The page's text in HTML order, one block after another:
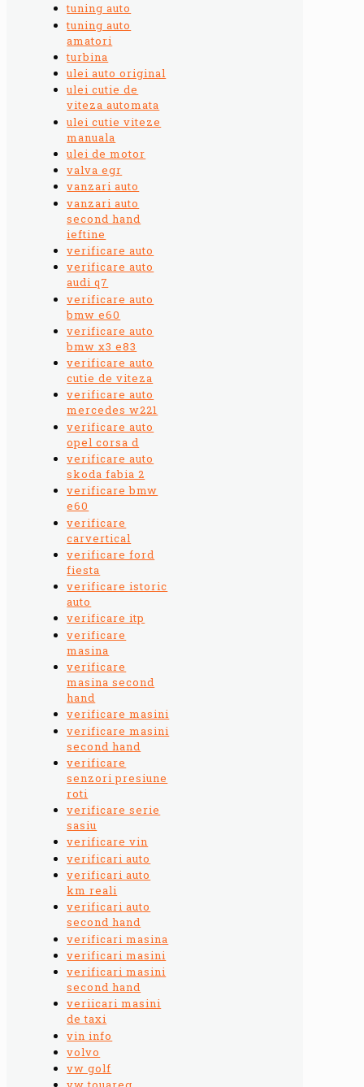
tuning auto
tuning auto
amatori
turbina
ulei auto original
ulei cutie de
viteza automata
ulei cutie viteze
manuala
ulei de motor
valva egr
vanzari auto
vanzari auto
second hand
ieftine
verificare auto
verificare auto
audi q7
verificare auto
bmw e60
verificare auto
bmw x3 e83
verificare auto
cutie de viteza
verificare auto
mercedes w221
verificare auto
opel corsa d
verificare auto
skoda fabia 2
verificare bmw
e60
verificare
carvertical
verificare ford
fiesta
verificare istoric
auto
verificare itp
verificare
masina
verificare
masina second
hand
verificare masini
verificare masini
second hand
verificare
senzori presiune
roti
verificare serie
sasiu
verificare vin
verificari auto
verificari auto
km reali
verificari auto
second hand
verificari masina
verificari masini
verificari masini
second hand
veriicari masini
de taxi
vin info
volvo
vw golf